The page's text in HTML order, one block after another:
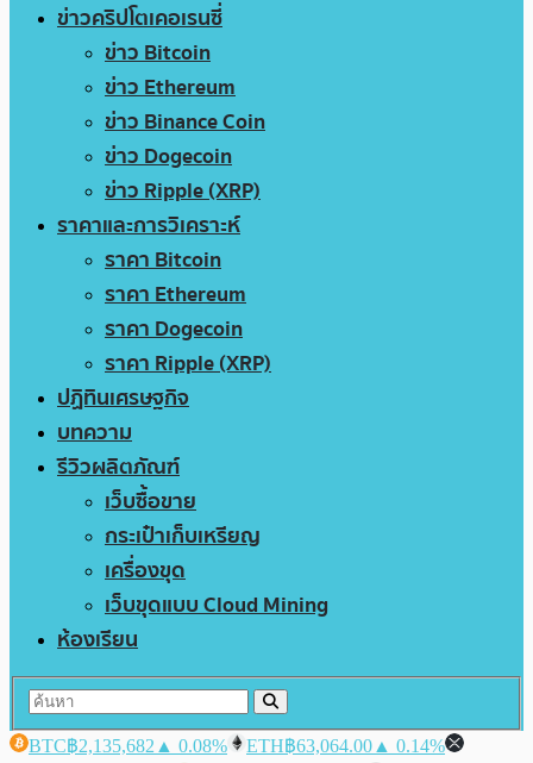
ข่าวคริปโตเคอเรนซี่
ข่าว Bitcoin
ข่าว Ethereum
ข่าว Binance Coin
ข่าว Dogecoin
ข่าว Ripple (XRP)
ราคาและการวิเคราะห์
ราคา Bitcoin
ราคา Ethereum
ราคา Dogecoin
ราคา Ripple (XRP)
ปฏิทินเศรษฐกิจ
บทความ
รีวิวผลิตภัณฑ์
เว็บซื้อขาย
กระเป๋าเก็บเหรียญ
เครื่องขุด
เว็บขุดแบบ Cloud Mining
ห้องเรียน
BTC฿2,135,682 ▲ 0.08% ETH฿63,064.00 ▲ 0.14%